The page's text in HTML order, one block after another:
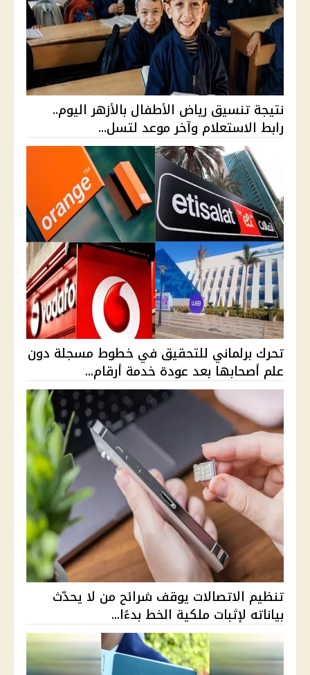
نتيجة تنسيق رياض الأطفال بالأزهر اليوم..
رابط الاستعلام وآخر موعد لتسل...
تحرك برلماني للتحقيق في خطوط مسجلة دون
علم أصحابها بعد عودة خدمة أرقام...
تنظيم الاتصالات يوقف شرائح من لا يحدّث
بياناته لإثبات ملكية الخط بدءًا...